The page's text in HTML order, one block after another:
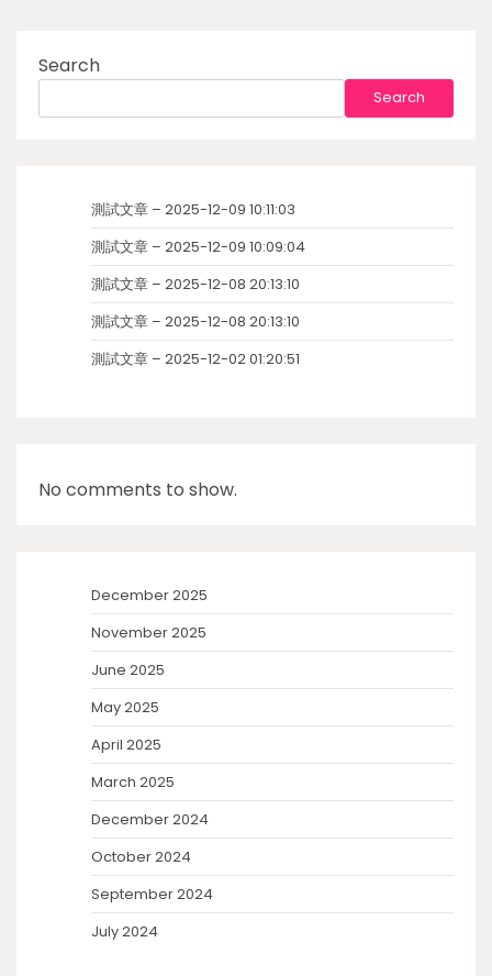
Search
Search
測試文章 – 2025-12-09 10:11:03
測試文章 – 2025-12-09 10:09:04
測試文章 – 2025-12-08 20:13:10
測試文章 – 2025-12-08 20:13:10
測試文章 – 2025-12-02 01:20:51
No comments to show.
December 2025
November 2025
June 2025
May 2025
April 2025
March 2025
December 2024
October 2024
September 2024
July 2024